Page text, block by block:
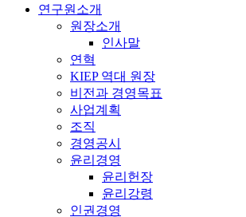
연구원소개
원장소개
인사말
연혁
KIEP 역대 원장
비전과 경영목표
사업계획
조직
경영공시
윤리경영
윤리헌장
윤리강령
인권경영